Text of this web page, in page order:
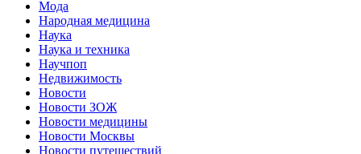
Мода
Народная медицина
Наука
Наука и техника
Научпоп
Недвижимость
Новости
Новости ЗОЖ
Новости медицины
Новости Москвы
Новости путешествий